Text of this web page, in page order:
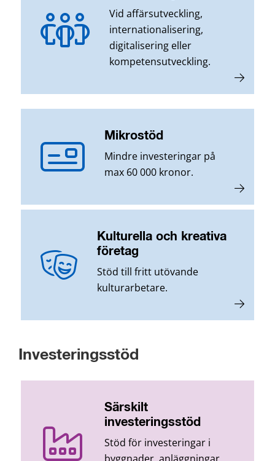
Vid affärsutveckling,
internationalisering,
digitalisering eller
kompetensutveckling.
Mikrostöd
Mindre investeringar på
max 60 000 kronor.
Kulturella och kreativa
företag
Stöd till fritt utövande
kulturarbetare.
Investeringsstöd
Särskilt
investeringsstöd
Stöd för investeringar i